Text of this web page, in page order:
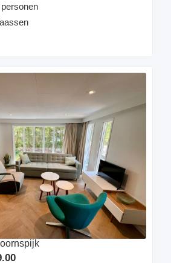
personen